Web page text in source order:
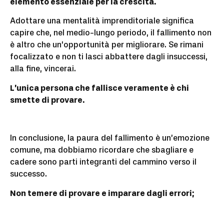
elemento essenziale per la crescita.
Adottare una mentalità imprenditoriale significa
capire che, nel medio-lungo periodo, il fallimento non
è altro che un’opportunità per migliorare. Se rimani
focalizzato e non ti lasci abbattere dagli insuccessi,
alla fine, vincerai.
L’unica persona che fallisce veramente è chi
smette di provare.
In conclusione, la paura del fallimento è un’emozione
comune, ma dobbiamo ricordare che sbagliare e
cadere sono parti integranti del cammino verso il
successo.
Non temere di provare e imparare dagli errori;